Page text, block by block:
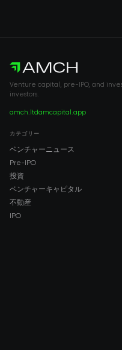
Venture capital, pre-IPO, and
investors.
amch.ltdamcapital.app
カテゴリー
ベンチャーニュース
Pre-IPO
投資
ベンチャーキャピタル
不動産
IPO